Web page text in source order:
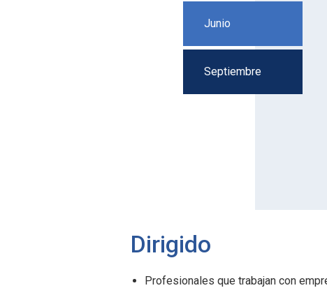
Junio
Septiembre
Dirigido
Profesionales que trabajan con